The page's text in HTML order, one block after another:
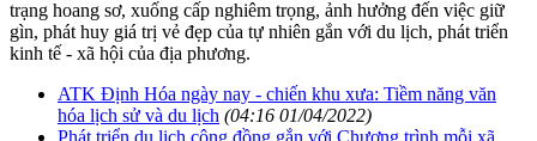
trạng hoang sơ, xuống cấp nghiêm trọng, ảnh hưởng đến việc giữ
gìn, phát huy giá trị vẻ đẹp của tự nhiên gắn với du lịch, phát triển
kinh tế - xã hội của địa phương.
ATK Định Hóa ngày nay - chiến khu xưa: Tiềm năng văn
hóa lịch sử và du lịch (04:16 01/04/2022)
Phát triển du lịch cộng đồng gắn với Chương trình mỗi xã